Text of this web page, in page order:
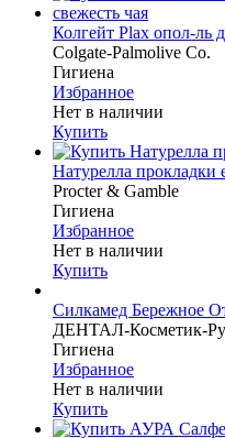
Колгейт Plax опол-ль
Colgate-Palmolive Co.
Гигиена
Избранное
Нет в наличии
Купить
Натурелла
Procter & Gamble
Гигиена
Избранное
Нет в наличии
Купить
Силкамед Бережное
ДЕНТАЛ-Косметик-
Гигиена
Избранное
Нет в наличии
Купить